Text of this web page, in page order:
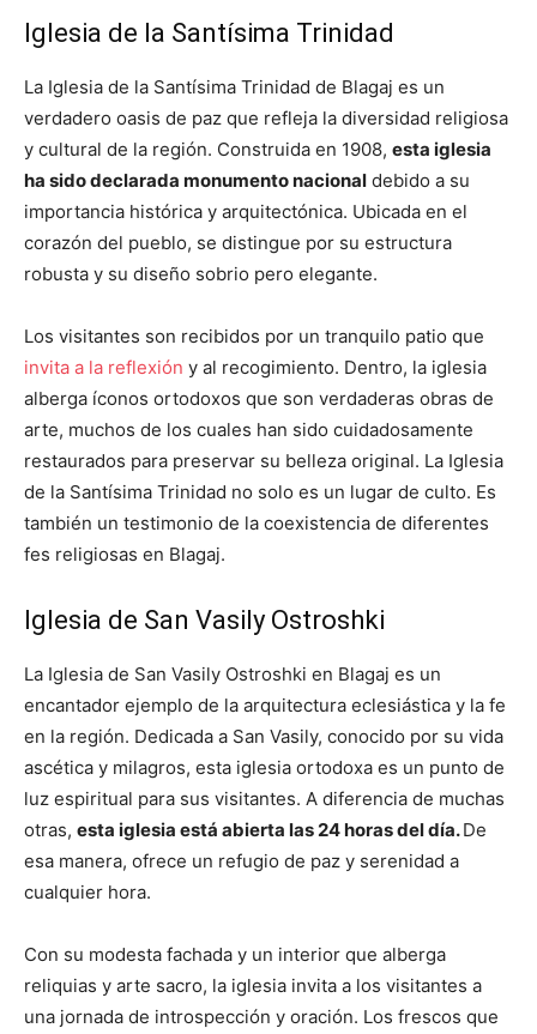
Iglesia de la Santísima Trinidad
La Iglesia de la Santísima Trinidad de Blagaj es un
verdadero oasis de paz que refleja la diversidad religiosa
y cultural de la región. Construida en 1908, esta iglesia
ha sido declarada monumento nacional debido a su
importancia histórica y arquitectónica. Ubicada en el
corazón del pueblo, se distingue por su estructura
robusta y su diseño sobrio pero elegante.
Los visitantes son recibidos por un tranquilo patio que
invita a la reflexión y al recogimiento. Dentro, la iglesia
alberga íconos ortodoxos que son verdaderas obras de
arte, muchos de los cuales han sido cuidadosamente
restaurados para preservar su belleza original. La Iglesia
de la Santísima Trinidad no solo es un lugar de culto. Es
también un testimonio de la coexistencia de diferentes
fes religiosas en Blagaj.
Iglesia de San Vasily Ostroshki
La Iglesia de San Vasily Ostroshki en Blagaj es un
encantador ejemplo de la arquitectura eclesiástica y la fe
en la región. Dedicada a San Vasily, conocido por su vida
ascética y milagros, esta iglesia ortodoxa es un punto de
luz espiritual para sus visitantes. A diferencia de muchas
otras, esta iglesia está abierta las 24 horas del día.De
esa manera, ofrece un refugio de paz y serenidad a
cualquier hora.
Con su modesta fachada y un interior que alberga
reliquias y arte sacro, la iglesia invita a los visitantes a
una jornada de introspección y oración. Los frescos que